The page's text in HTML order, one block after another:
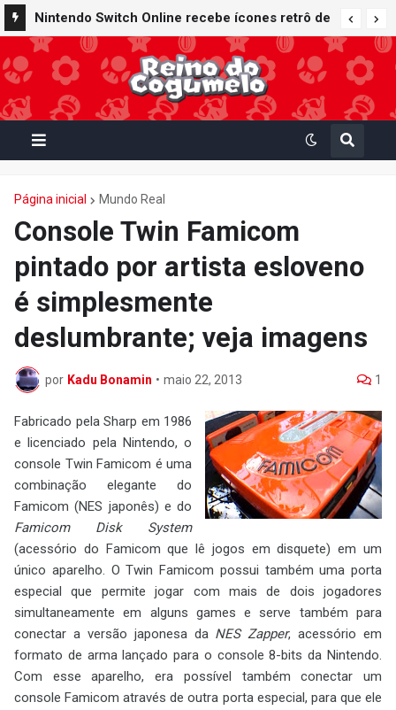
Nintendo Switch Online recebe ícones retrô de
Mario Paint (SNES) e Mario Kart: Super Circuit
(GBA)
Página inicial Mundo Real
Console Twin Famicom
pintado por artista esloveno
é simplesmente
deslumbrante; veja imagens
por Kadu Bonamin • maio 22, 2013 1
Fabricado pela Sharp em 1986
e licenciado pela Nintendo, o
console Twin Famicom é uma
combinação elegante do
Famicom (NES japonês) e do
Famicom Disk System
(acessório do Famicom que lê jogos em disquete) em um
único aparelho. O Twin Famicom possui também uma porta
especial que permite jogar com mais de dois jogadores
simultaneamente em alguns games e serve também para
conectar a versão japonesa da NES Zapper, acessório em
formato de arma lançado para o console 8-bits da Nintendo.
Com esse aparelho, era possível também conectar um
console Famicom através de outra porta especial, para que ele